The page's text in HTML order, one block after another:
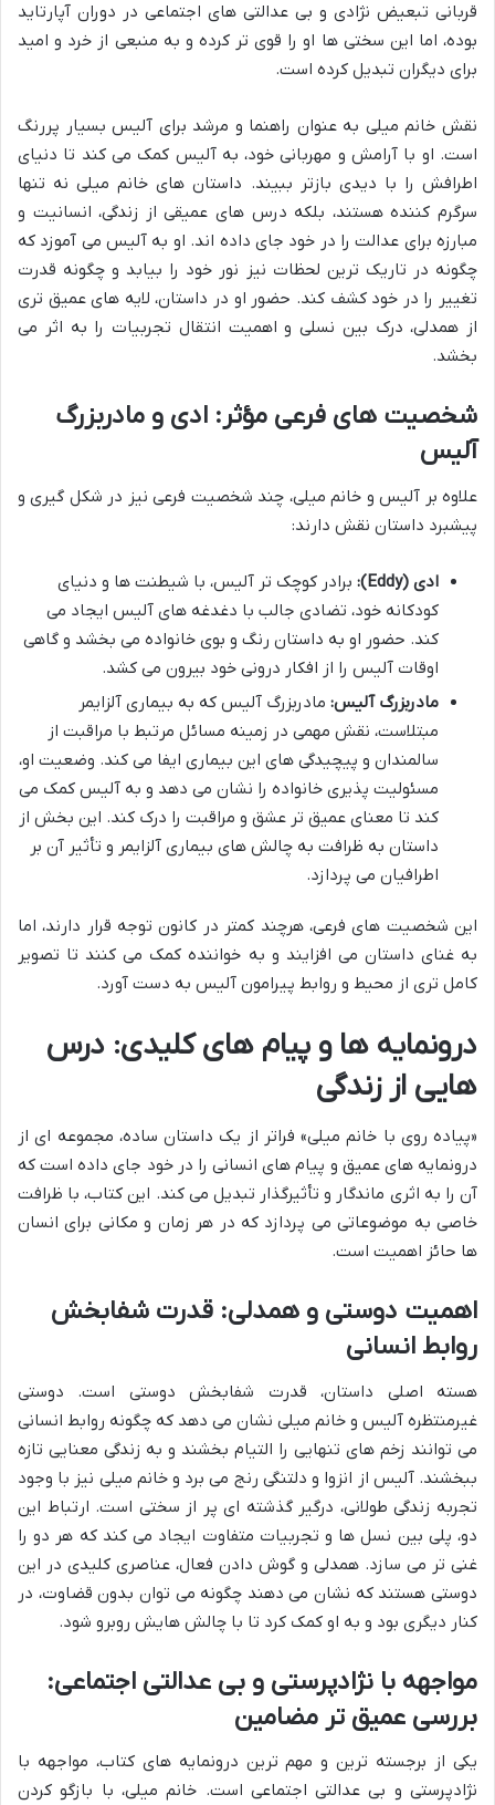
قربانی تبعیض نژادی و بی عدالتی های اجتماعی در دوران آپارتاید
بوده، اما این سختی ها او را قوی تر کرده و به منبعی از خرد و امید
برای دیگران تبدیل کرده است.
نقش خانم میلی به عنوان راهنما و مرشد برای آلیس بسیار پررنگ
است. او با آرامش و مهربانی خود، به آلیس کمک می کند تا دنیای
اطرافش را با دیدی بازتر ببیند. داستان های خانم میلی نه تنها
سرگرم کننده هستند، بلکه درس های عمیقی از زندگی، انسانیت و
مبارزه برای عدالت را در خود جای داده اند. او به آلیس می آموزد که
چگونه در تاریک ترین لحظات نیز نور خود را بیابد و چگونه قدرت
تغییر را در خود کشف کند. حضور او در داستان، لایه های عمیق تری
از همدلی، درک بین نسلی و اهمیت انتقال تجربیات را به اثر می
بخشد.
شخصیت های فرعی مؤثر: ادی و مادربزرگ
آلیس
علاوه بر آلیس و خانم میلی، چند شخصیت فرعی نیز در شکل گیری و
پیشبرد داستان نقش دارند:
ادی (Eddy):
برادر کوچک تر آلیس، با شیطنت ها و دنیای
کودکانه خود، تضادی جالب با دغدغه های آلیس ایجاد می
کند. حضور او به داستان رنگ و بوی خانواده می بخشد و گاهی
اوقات آلیس را از افکار درونی خود بیرون می کشد.
مادربزرگ آلیس: مادربزرگ آلیس که به بیماری آلزایمر
مبتلاست، نقش مهمی در زمینه مسائل مرتبط با مراقبت از
سالمندان و پیچیدگی های این بیماری ایفا می کند. وضعیت او،
مسئولیت پذیری خانواده را نشان می دهد و به آلیس کمک می
کند تا معنای عمیق تر عشق و مراقبت را درک کند. این بخش از
داستان به ظرافت به چالش های بیماری آلزایمر و تأثیر آن بر
اطرافیان می پردازد.
این شخصیت های فرعی، هرچند کمتر در کانون توجه قرار دارند، اما
به غنای داستان می افزایند و به خواننده کمک می کنند تا تصویر
کامل تری از محیط و روابط پیرامون آلیس به دست آورد.
درونمایه ها و پیام های کلیدی: درس
هایی از زندگی
«پیاده روی با خانم میلی» فراتر از یک داستان ساده، مجموعه ای از
درونمایه های عمیق و پیام های انسانی را در خود جای داده است که
آن را به اثری ماندگار و تأثیرگذار تبدیل می کند. این کتاب، با ظرافت
خاصی به موضوعاتی می پردازد که در هر زمان و مکانی برای انسان
ها حائز اهمیت است.
اهمیت دوستی و همدلی: قدرت شفابخش
روابط انسانی
هسته اصلی داستان، قدرت شفابخش دوستی است. دوستی
غیرمنتظره آلیس و خانم میلی نشان می دهد که چگونه روابط انسانی
می توانند زخم های تنهایی را التیام بخشند و به زندگی معنایی تازه
ببخشند. آلیس از انزوا و دلتنگی رنج می برد و خانم میلی نیز با وجود
تجربه زندگی طولانی، درگیر گذشته ای پر از سختی است. ارتباط این
دو، پلی بین نسل ها و تجربیات متفاوت ایجاد می کند که هر دو را
غنی تر می سازد. همدلی و گوش دادن فعال، عناصری کلیدی در این
دوستی هستند که نشان می دهند چگونه می توان بدون قضاوت، در
کنار دیگری بود و به او کمک کرد تا با چالش هایش روبرو شود.
مواجهه با نژادپرستی و بی عدالتی اجتماعی:
بررسی عمیق تر مضامین
یکی از برجسته ترین و مهم ترین درونمایه های کتاب، مواجهه با
نژادپرستی و بی عدالتی اجتماعی است. خانم میلی، با بازگو کردن